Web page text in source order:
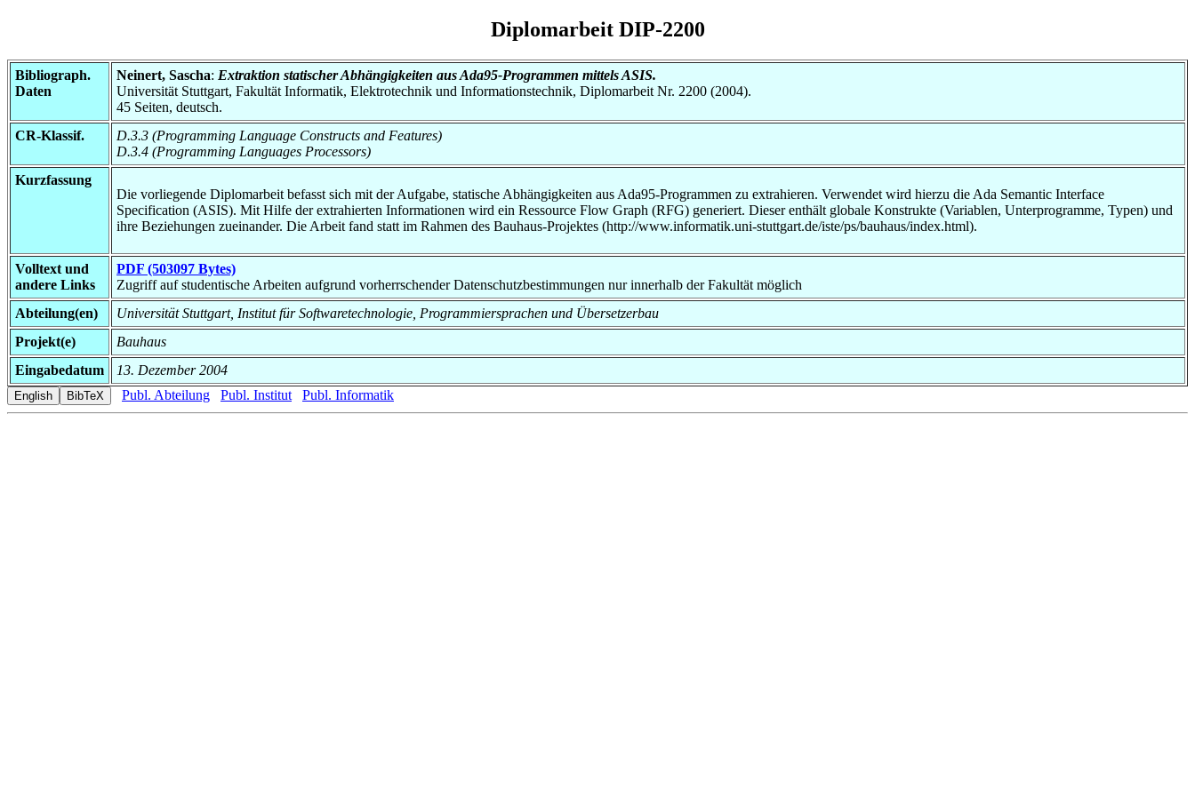
Diplomarbeit DIP-2200
Bibliograph.
Daten
Neinert, Sascha: Extraktion statischer Abhängigkeiten aus Ada95-Programmen mittels ASIS.
Universität Stuttgart, Fakultät Informatik, Elektrotechnik und Informationstechnik, Diplomarbeit Nr. 2200 (2004).
45 Seiten, deutsch.
CR-Klassif.
D.3.3 (Programming Language Constructs and Features)
D.3.4 (Programming Languages Processors)
Kurzfassung
Die vorliegende Diplomarbeit befasst sich mit der Aufgabe, statische Abhängigkeiten aus Ada95-Programmen zu extrahieren. Verwendet wird hierzu die Ada Semantic Interface
Specification (ASIS). Mit Hilfe der extrahierten Informationen wird ein Ressource Flow Graph (RFG) generiert. Dieser enthält globale Konstrukte (Variablen, Unterprogramme, Typen) und
ihre Beziehungen zueinander. Die Arbeit fand statt im Rahmen des Bauhaus-Projektes (http://www.informatik.uni-stuttgart.de/iste/ps/bauhaus/index.html).
Volltext und
andere Links
PDF (503097 Bytes)
Zugriff auf studentische Arbeiten aufgrund vorherrschender Datenschutzbestimmungen nur innerhalb der Fakultät möglich
Abteilung(en)
Universität Stuttgart, Institut für Softwaretechnologie, Programmiersprachen und Übersetzerbau
Projekt(e)
Bauhaus
Eingabedatum
13. Dezember 2004
Publ. Abteilung
Publ. Institut Publ. Informatik